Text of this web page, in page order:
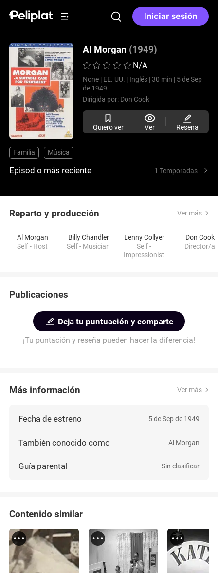
Iniciar sesión
Al Morgan (1949)
N/A
None | EE. UU. | Inglés | 30 min | 5 de Sep
de 1949
Dirigida por: Don Cook
Quiero ver Ver Reseña
Familia Música
Episodio más reciente 1 Temporadas
Reparto y producción Ver más
Al Morgan
Self - Host
Billy Chandler
Self - Musician
Lenny Collyer
Self -
Impressionist
Don Cook
Director/a
Publicaciones
Deja tu puntuación y comparte
¡Tu puntación y reseña pueden hacer la diferencia!
Más información Ver más
Fecha de estreno 5 de Sep de 1949
También conocido como Al Morgan
Guía parental Sin clasificar
Contenido similar